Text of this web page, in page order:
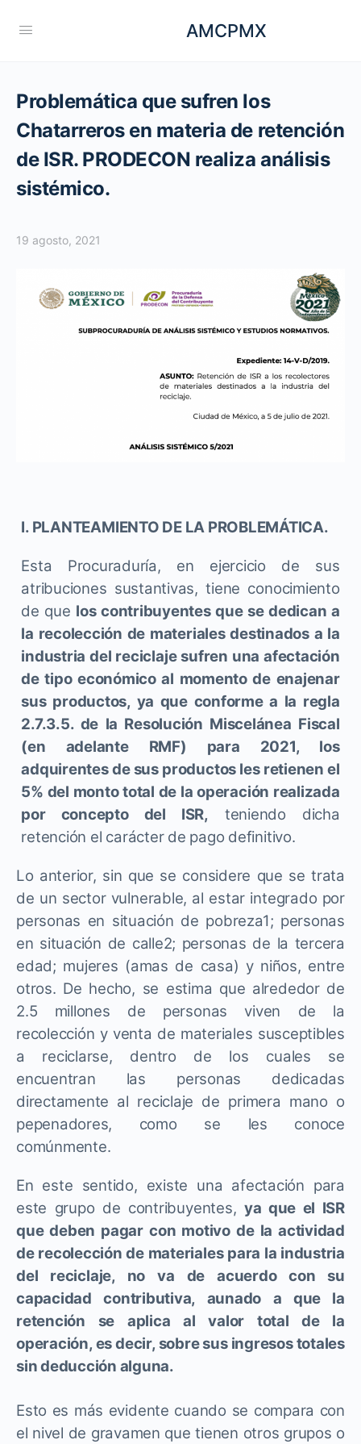
AMCPMX
Problemática que sufren los
Chatarreros en materia de retención
de ISR. PRODECON realiza análisis
sistémico.
19 agosto, 2021
I. PLANTEAMIENTO DE LA PROBLEMÁTICA.
Esta Procuraduría, en ejercicio de sus
atribuciones sustantivas, tiene conocimiento
de que los contribuyentes que se dedican a
la recolección de materiales destinados a la
industria del reciclaje sufren una afectación
de tipo económico al momento de enajenar
sus productos, ya que conforme a la regla
2.7.3.5. de la Resolución Miscelánea Fiscal
(en adelante RMF) para 2021, los
adquirentes de sus productos les retienen el
5% del monto total de la operación realizada
por concepto del ISR, teniendo dicha
retención el carácter de pago definitivo.
Lo anterior, sin que se considere que se trata
de un sector vulnerable, al estar integrado por
personas en situación de pobreza1; personas
en situación de calle2; personas de la tercera
edad; mujeres (amas de casa) y niños, entre
otros. De hecho, se estima que alrededor de
2.5 millones de personas viven de la
recolección y venta de materiales susceptibles
a reciclarse, dentro de los cuales se
encuentran las personas dedicadas
directamente al reciclaje de primera mano o
pepenadores, como se les conoce
comúnmente.
En este sentido, existe una afectación para
este grupo de contribuyentes, ya que el ISR
que deben pagar con motivo de la actividad
de recolección de materiales para la industria
del reciclaje, no va de acuerdo con su
capacidad contributiva, aunado a que la
retención se aplica al valor total de la
operación, es decir, sobre sus ingresos totales
sin deducción alguna.
Esto es más evidente cuando se compara con
el nivel de gravamen que tienen otros grupos o